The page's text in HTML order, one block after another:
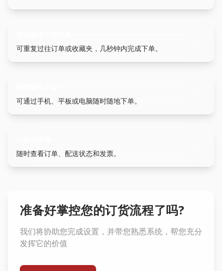
可重复过往订单或收藏夹，几秒钟内完成下单。
可通过手机、平板或电脑随时随地下单。
随时查看订单、配送状态和发票。
准备好掌控您的订货流程了吗?
我们将协助您完成设置，并带您熟悉系统，帮您充分
发挥它的价值